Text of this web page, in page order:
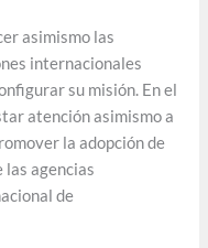
asimismo las
internacionales
su misión. En el
atención asimismo a
la adopción de
las agencias
de